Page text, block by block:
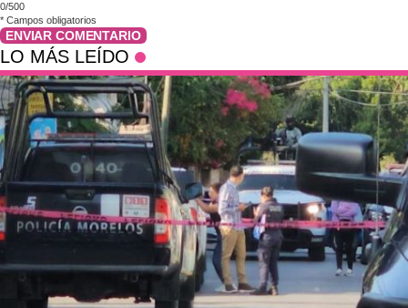
0/500
* Campos obligatorios
ENVIAR COMENTARIO
LO MÁS LEÍDO